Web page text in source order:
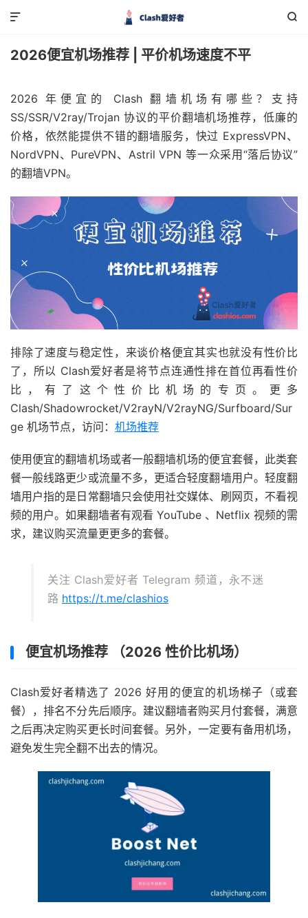


2026便宜机场推荐 | 平价机场速度不平
2026 年便宜的 Clash 翻墙机场有哪些？支持
SS/SSR/V2ray/Trojan 协议的平价翻墙机场推荐，低廉的
价格，依然能提供不错的翻墙服务，快过 ExpressVPN、
NordVPN、PureVPN、Astril VPN 等一众采用“落后协议”
的翻墙VPN。
排除了速度与稳定性，来谈价格便宜其实也就没有性价比
了，所以 Clash爱好者是将节点连通性排在首位再看性价
比，有了这个性价比机场的专页。更多
Clash/Shadowrocket/V2rayN/V2rayNG/Surfboard/Sur
ge 机场节点，访问： 机场推荐
使用便宜的翻墙机场或者一般翻墙机场的便宜套餐，此类套
餐一般线路更少或流量不多，更适合轻度翻墙用户。轻度翻
墙用户指的是日常翻墙只会使用社交媒体、刷网页，不看视
频的用户。如果翻墙者有观看 YouTube 、Netflix 视频的需
求，建议购买流量更更多的套餐。
关注 Clash爱好者 Telegram 频道，永不迷
路 https://t.me/clashios
便宜机场推荐 （2026 性价比机场）
Clash爱好者精选了 2026 好用的便宜的机场梯子（或套
餐），排名不分先后顺序。建议翻墙者购买月付套餐，满意
之后再决定购买更长时间套餐。另外，一定要有备用机场，
避免发生完全翻不出去的情况。